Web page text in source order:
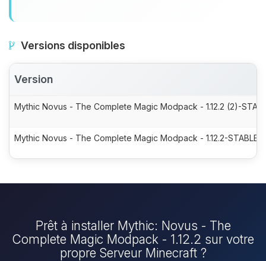
Versions disponibles
Version
Mythic Novus - The Complete Magic Modpack - 1.12.2 (2)-
Mythic Novus - The Complete Magic Modpack - 1.12.2-STABLE-
Prêt à installer Mythic: Novus - The
Complete Magic Modpack - 1.12.2 sur votre
propre Serveur Minecraft ?